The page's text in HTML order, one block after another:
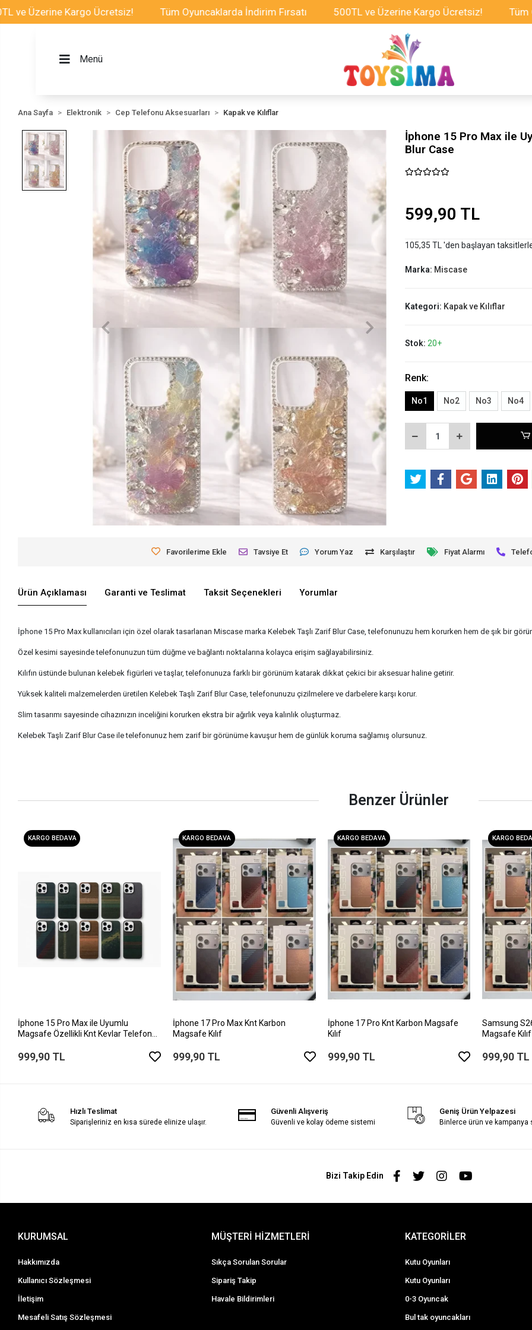
Kargo Ücretsiz! Tüm Oyuncaklarda İndirim Fırsatı 500TL ve Üzerine Kargo Ücretsiz! Tüm
Menü
Ana Sayfa Elektronik Cep Telefonu Aksesuarları Kapak ve Kılıflar
İphone 15 Pro Max ile
Blur Case
599,90 TL
105,35 TL 'den başlayan
Marka: Miscase
Kategori: Kapak ve Kılıflar
Stok: 20+
Renk:
No1 No2 No3 No4
Favorilerime Ekle Tavsiye Et Yorum Yaz Karşılaştır Fiyat Alarmı
Ürün Açıklaması Garanti ve Teslimat Taksit Seçenekleri Yorumlar
İphone 15 Pro Max kullanıcıları için özel olarak tasarlanan Miscase marka Kelebek Taşlı Zarif Blur Case, telefonunuzu hem korurken hem de şık bir
Özel kesimi sayesinde telefonunuzun tüm düğme ve bağlantı noktalarına kolayca erişim sağlayabilirsiniz.
Kılıfın üstünde bulunan kelebek figürleri ve taşlar, telefonunuza farklı bir görünüm katarak dikkat çekici bir aksesuar haline getirir.
Yüksek kaliteli malzemelerden üretilen Kelebek Taşlı Zarif Blur Case, telefonunuzu çizilmelere ve darbelere karşı korur.
Slim tasarımı sayesinde cihazınızın inceliğini korurken ekstra bir ağırlık veya kalınlık oluşturmaz.
Kelebek Taşlı Zarif Blur Case ile telefonunuz hem zarif bir görünüme kavuşur hem de günlük koruma sağlamış olursunuz.
Benzer Ürünler
KARGO BEDAVA
İphone 15 Pro Max ile Uyumlu
Magsafe Özellikli Knt Kevlar Telefon
999,90 TL
KARGO BEDAVA
İphone 17 Pro Max Knt Karbon
Magsafe Kılıf
999,90 TL
KARGO BEDAVA
İphone 17 Pro Knt Karbon Magsafe
Kılıf
999,90 TL
KARGO
Samsung
Magsafe Kılıf
999,90 TL
Hızlı Teslimat
Siparişleriniz en kısa sürede elinize ulaşır.
Güvenli Alışveriş
Güvenli ve kolay ödeme sistemi
Geniş Ürün Yelpazesi
Binlerce ürün ve kampanya
Bizi Takip Edin
KURUMSAL
Hakkımızda
Kullanıcı Sözleşmesi
İletişim
Mesafeli Satış Sözleşmesi
MÜŞTERİ HİZMETLERİ
Sıkça Sorulan Sorular
Sipariş Takip
Havale Bildirimleri
KATEGORİLER
Kutu Oyunları
Kutu Oyunları
0-3 Oyuncak
Bul tak oyuncakları